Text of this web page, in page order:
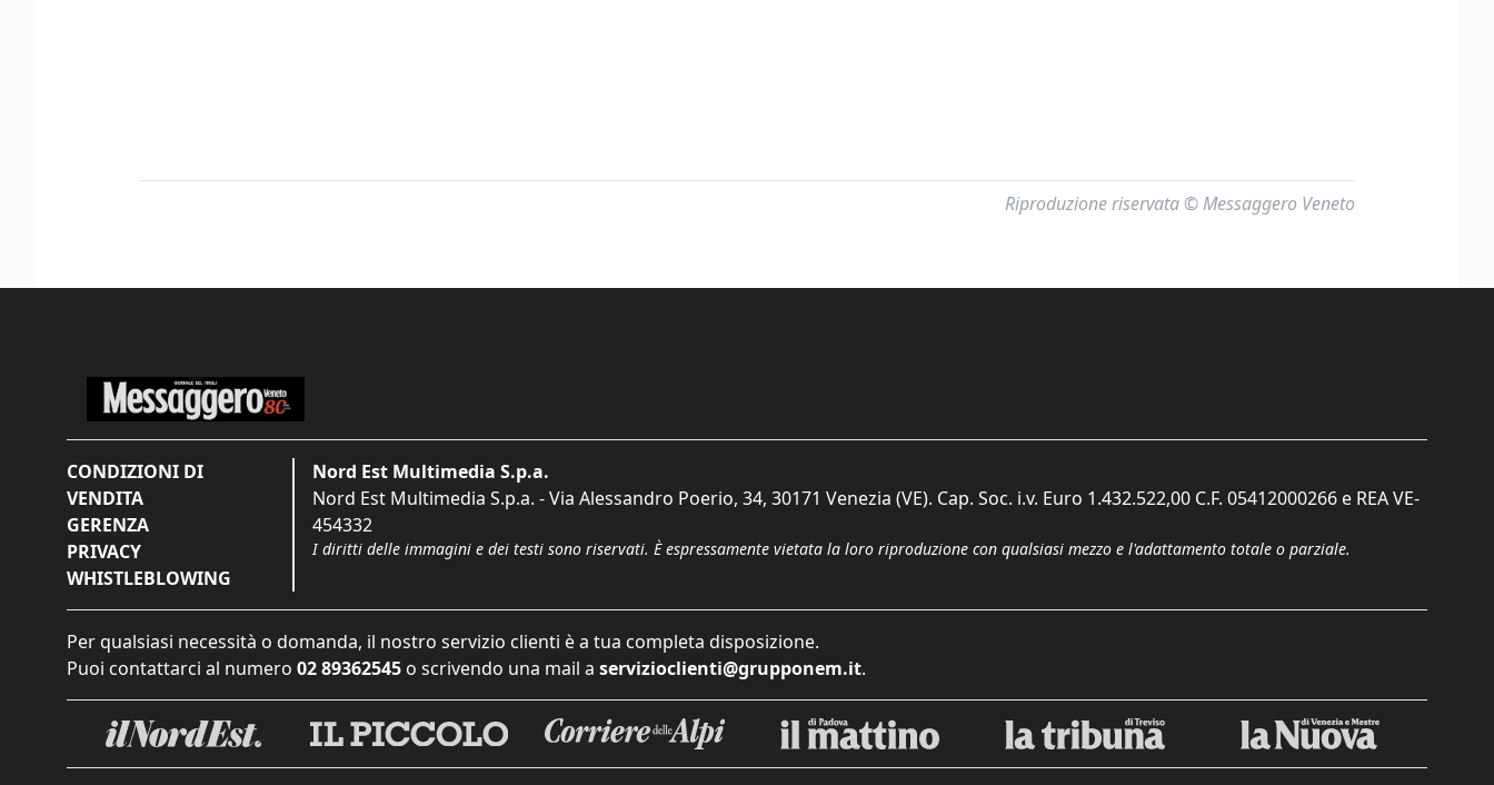
Riproduzione riservata © Messaggero Veneto
CONDIZIONI DI
VENDITA
GERENZA
PRIVACY
WHISTLEBLOWING
Nord Est Multimedia S.p.a.
Nord Est Multimedia S.p.a. - Via Alessandro Poerio, 34, 30171 Venezia (VE). Cap. Soc. i.v. Euro 1.432.522,00 C.F. 05412000266 e REA VE-
454332
I diritti delle immagini e dei testi sono riservati. È espressamente vietata la loro riproduzione con qualsiasi mezzo e l'adattamento totale o parziale.
Per qualsiasi necessità o domanda, il nostro servizio clienti è a tua completa disposizione.
Puoi contattarci al numero 02 89362545 o scrivendo una mail a servizioclienti@grupponem.it.